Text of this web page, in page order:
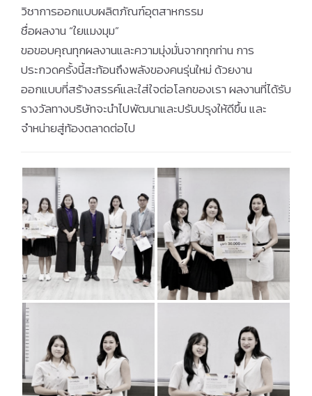
วิชาการออกแบบผลิตภัณฑ์อุตสาหกรรม
ชื่อผลงาน “ใยแมงมุม”
ขอขอบคุณทุกผลงานและความมุ่งมั่นจากทุกท่าน การ
ประกวดครั้งนี้สะท้อนถึงพลังของคนรุ่นใหม่ ด้วยงาน
ออกแบบที่สร้างสรรค์และใส่ใจต่อโลกของเรา ผลงานที่ได้รับ
รางวัลทางบริษัทจะนำไปพัฒนาและปรับปรุงให้ดีขึ้น และ
จำหน่ายสู่ท้องตลาดต่อไป